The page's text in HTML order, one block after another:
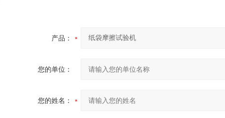
产品：
您的单位：
您的姓名：